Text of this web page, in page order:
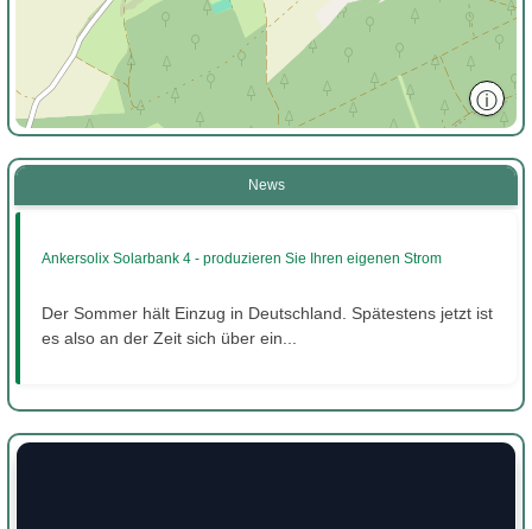
ⓘ
News
Ankersolix Solarbank 4 - produzieren Sie Ihren eigenen Strom
Der Sommer hält Einzug in Deutschland. Spätestens jetzt ist
es also an der Zeit sich über ein...